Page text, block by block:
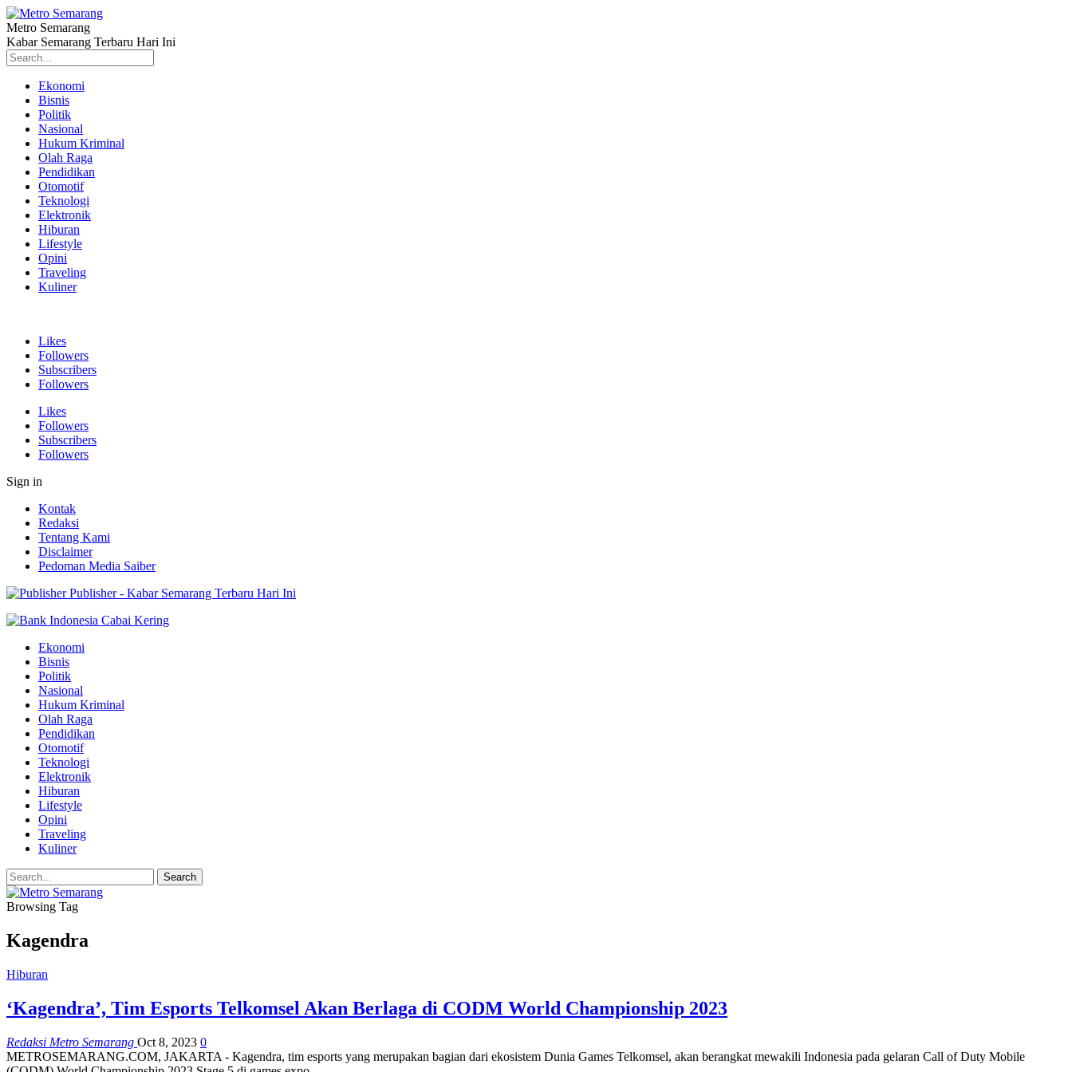
Metro Semarang
Kabar Semarang Terbaru Hari Ini
Ekonomi
Bisnis
Politik
Nasional
Hukum Kriminal
Olah Raga
Pendidikan
Otomotif
Teknologi
Elektronik
Hiburan
Lifestyle
Opini
Traveling
Kuliner
Likes
Followers
Subscribers
Followers
Likes
Followers
Subscribers
Followers
Sign in
Kontak
Redaksi
Tentang Kami
Disclaimer
Pedoman Media Saiber
Publisher - Kabar Semarang Terbaru Hari Ini
Ekonomi
Bisnis
Politik
Nasional
Hukum Kriminal
Olah Raga
Pendidikan
Otomotif
Teknologi
Elektronik
Hiburan
Lifestyle
Opini
Traveling
Kuliner
Browsing Tag
Kagendra
Hiburan
‘Kagendra’, Tim Esports Telkomsel Akan Berlaga di CODM World Championship 2023
Redaksi Metro Semarang Oct 8, 2023 0
METROSEMARANG.COM, JAKARTA - Kagendra, tim esports yang merupakan bagian dari ekosistem Dunia Games Telkomsel, akan berangkat mewakili Indonesia pada gelaran Call of Duty Mobile